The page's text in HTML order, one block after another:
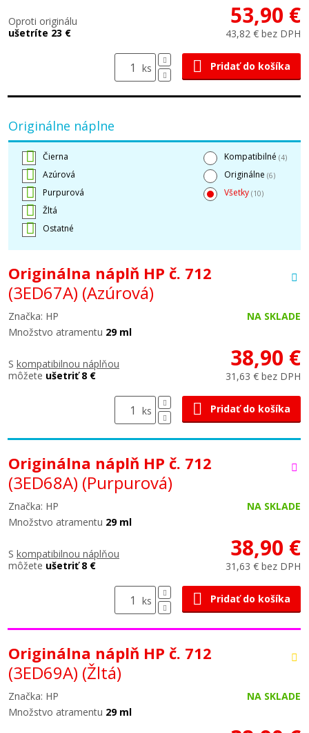
Oproti originálu
ušetríte 23 €
53,90 €
43,82 € bez DPH
ks Pridať do košíka
Originálne náplne
Čierna
Azúrová
Purpurová
Žltá
Ostatné
Kompatibilné (4)
Originálne (6)
Všetky (10)
Originálna náplň HP č. 712
(3ED67A) (Azúrová)
Značka: HP
NA SKLADE
Množstvo atramentu 29 ml
S kompatibilnou náplňou
môžete ušetriť 8 €
38,90 €
31,63 € bez DPH
ks Pridať do košíka
Originálna náplň HP č. 712
(3ED68A) (Purpurová)
Značka: HP
NA SKLADE
Množstvo atramentu 29 ml
S kompatibilnou náplňou
môžete ušetriť 8 €
38,90 €
31,63 € bez DPH
ks Pridať do košíka
Originálna náplň HP č. 712
(3ED69A) (Žltá)
Značka: HP
NA SKLADE
Množstvo atramentu 29 ml